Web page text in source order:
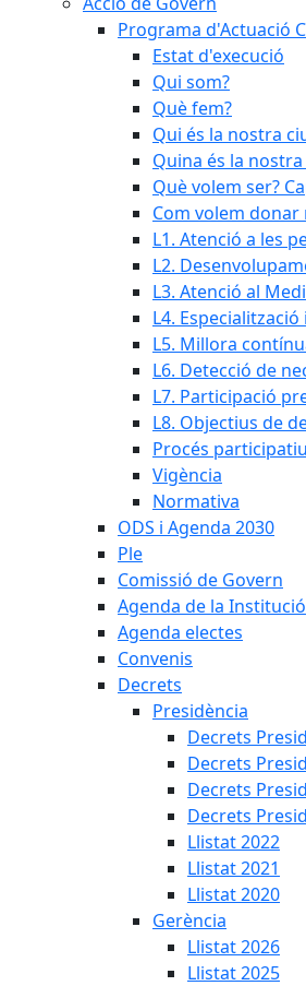
Programa d'Actuació
Estat d'execució
Qui som?
Què fem?
Qui és la nostra
Quina és la
Què volem ser?
Com volem donar
L1. Atenció a les
L2.
L3. Atenció al
L4.
L5. Millora
L6. Detecció de
L7. Participació
L8. Objectius de
Procés participatiu
Vigència
Normativa
ODS i Agenda 2030
Ple
Comissió de Govern
Agenda de la Institució
Agenda electes
Convenis
Decrets
Presidència
Decrets
Decrets
Decrets
Decrets
Llistat 2022
Llistat 2021
Llistat 2020
Gerència
Llistat 2026
Llistat 2025